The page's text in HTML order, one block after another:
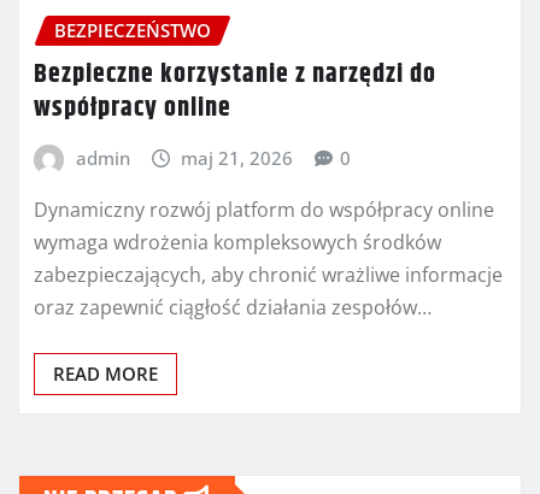
BEZPIECZEŃSTWO
Bezpieczne korzystanie z narzędzi do
współpracy online
admin maj 21, 2026 0
Dynamiczny rozwój platform do współpracy online
wymaga wdrożenia kompleksowych środków
zabezpieczających, aby chronić wrażliwe informacje
oraz zapewnić ciągłość działania zespołów…
READ MORE